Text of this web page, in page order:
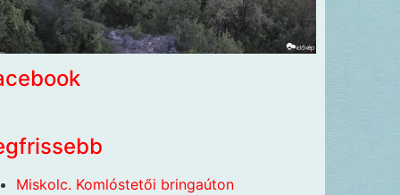
Miskolc. Komlóstetői bringaúton